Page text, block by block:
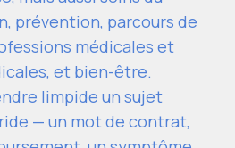
prévention, parcours de
médicales et
et bien-être.
limpide un sujet
— un mot de contrat,